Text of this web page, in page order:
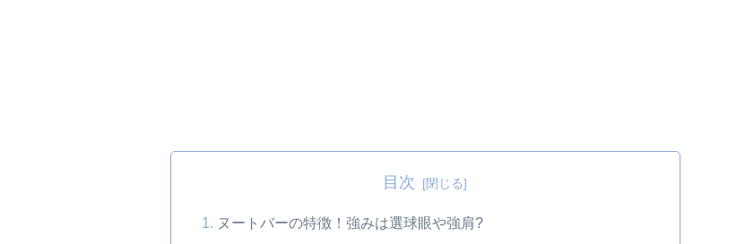
目次
ヌートバーの特徴！強みは選球眼や強肩?